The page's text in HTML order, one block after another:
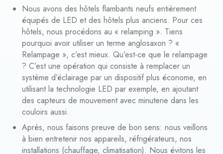
Nous avons des hôtels flambants neufs entièrement
équipés de LED et des hôtels plus anciens. Pour ces
hôtels, nous procédons au « relamping ». Tiens
pourquoi avoir utiliser un terme anglosaxon ? «
Relampage », c’est mieux. Qu’est-ce que le relampage
? C’est une opération qui consiste à remplacer un
système d’éclairage par un dispositif plus économe, en
utilisant la technologie LED par exemple, en ajoutant
des capteurs de mouvement avec minuterie dans les
couloirs aussi.
Après, nous faisons preuve de bon sens: nous veillons
à bien entretenir nos appareils, réfrigérateurs, nos
installations (chauffage, climatisation). Nous évitons les